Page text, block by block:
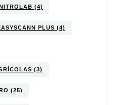
(4)
PLUS (4)
(3)
(25)